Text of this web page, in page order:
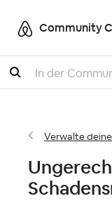
Community
Suche
Verwalte